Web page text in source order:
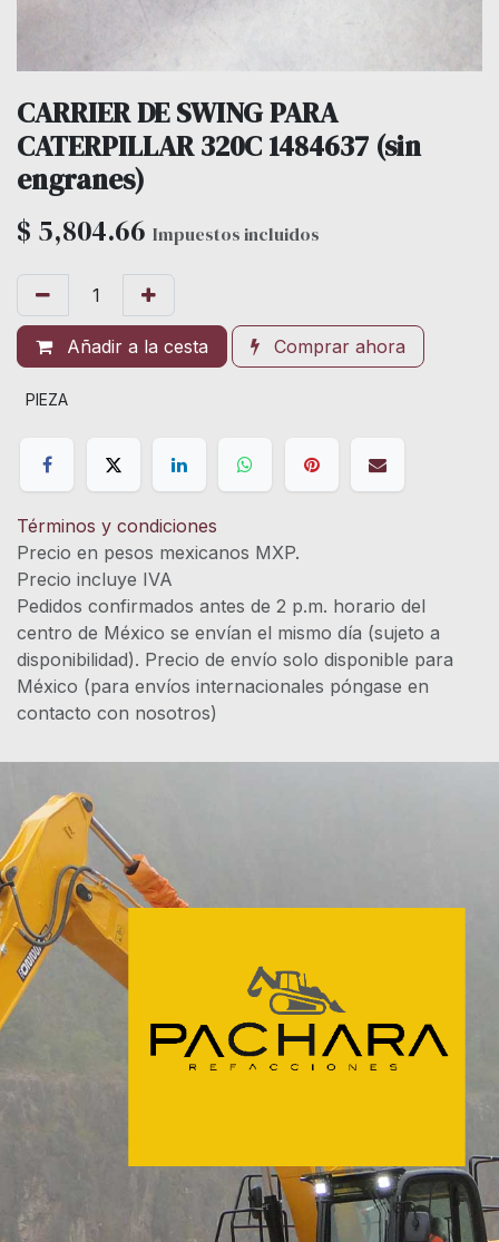
CARRIER DE SWING PARA
CATERPILLAR 320C 1484637 (sin
engranes)
$ 5,804.66 Impuestos incluidos
Añadir a la cesta Comprar ahora
PIEZA
Términos y condiciones
Precio en pesos mexicanos MXP.
Precio incluye IVA
Pedidos confirmados antes de 2 p.m. horario del
centro de México se envían el mismo día (sujeto a
disponibilidad). Precio de envío solo disponible para
México (para envíos internacionales póngase en
contacto con nosotros)